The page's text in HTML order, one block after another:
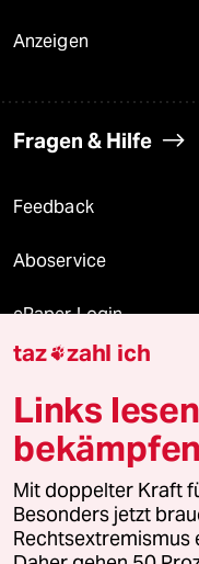
Anzeigen
Fragen & Hilfe
Feedback
Aboservice
ePaper Login
Downloads für
© 2026 taz Verlags
Alle Rechte vorbehalten. Bei
wenden Sie sich bitte an
taz zahl ich
Links
bekämpfen
Mit doppelter Kraft
Besonders jetzt
Rechtsextremismus